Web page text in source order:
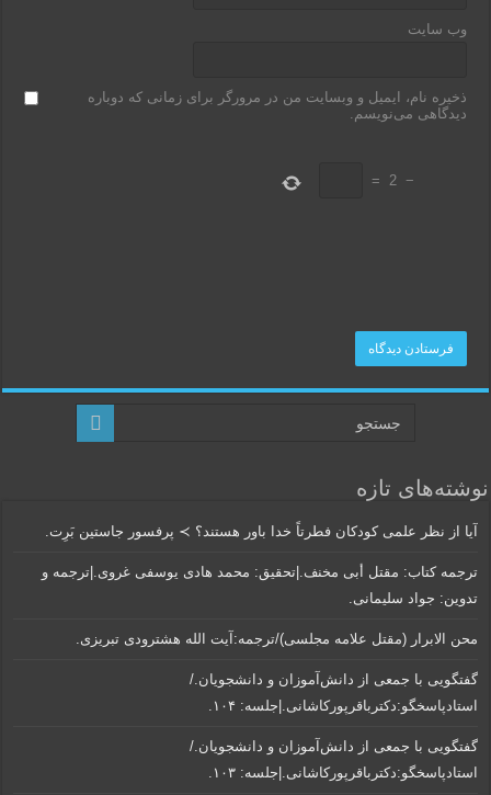
وب‌ سایت
ذخیره نام، ایمیل و وبسایت من در مرورگر برای زمانی که دوباره
دیدگاهی می‌نویسم.
−
2
=
نوشته‌های تازه
آیا از نظر علمی کودکان فطرتاً خدا باور هستند؟ ≻ پرفسور جاستین بَرِت.
ترجمه کتاب: مقتل أبی مخنف.|تحقیق: محمد هادی یوسفی غروی.|ترجمه و
تدوین: جواد سلیمانی.
محن الابرار (مقتل علامه مجلسی)/ترجمه:آیت الله هشترودی تبریزی.
گفتگویی‌ با جمعی‌ از دانش‌آموزان‌ و دانشجویان./
استادپاسخگو:دکترباقر‌پورکاشانی.|جلسه: ۱۰۴.
گفتگویی‌ با جمعی‌ از دانش‌آموزان‌ و دانشجویان./
استادپاسخگو:دکترباقر‌پورکاشانی.|جلسه: ۱۰۳.